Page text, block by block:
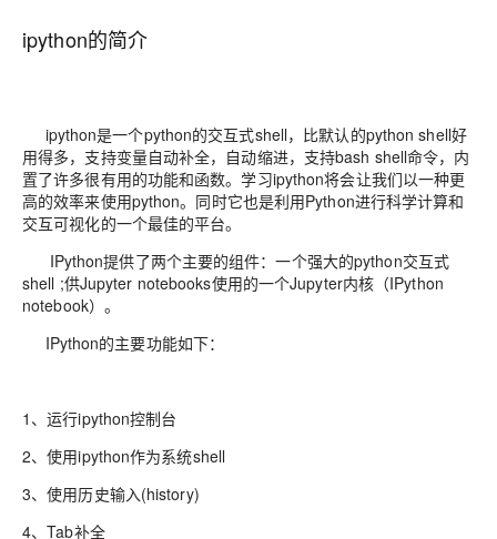
ipython的简介
ipython是一个python的交互式shell，比默认的python shell好
用得多，支持变量自动补全，自动缩进，支持bash shell命令，内
置了许多很有用的功能和函数。学习ipython将会让我们以一种更
高的效率来使用python。同时它也是利用Python进行科学计算和
交互可视化的一个最佳的平台。
IPython提供了两个主要的组件：一个强大的python交互式
shell ;供Jupyter notebooks使用的一个Jupyter内核（IPython
notebook）。
IPython的主要功能如下：
1、运行ipython控制台
2、使用ipython作为系统shell
3、使用历史输入(history)
4、Tab补全